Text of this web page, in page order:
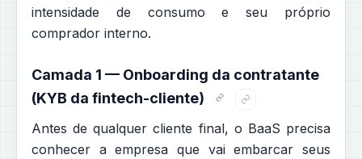
intensidade de consumo e seu próprio
comprador interno.
Camada 1 — Onboarding da contratante
(KYB da fintech-cliente)
Antes de qualquer cliente final, o BaaS precisa
conhecer a empresa que vai embarcar seus